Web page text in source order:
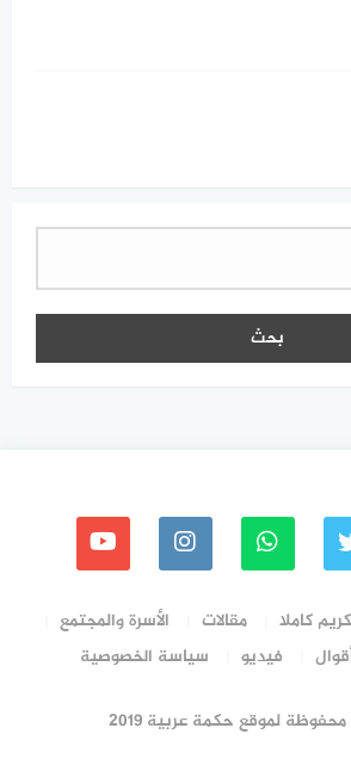
كاملا مقالات
الأسرة والمجتمع
فيديو سياسة الخصوصية
لموقع حكمة عربية 2019